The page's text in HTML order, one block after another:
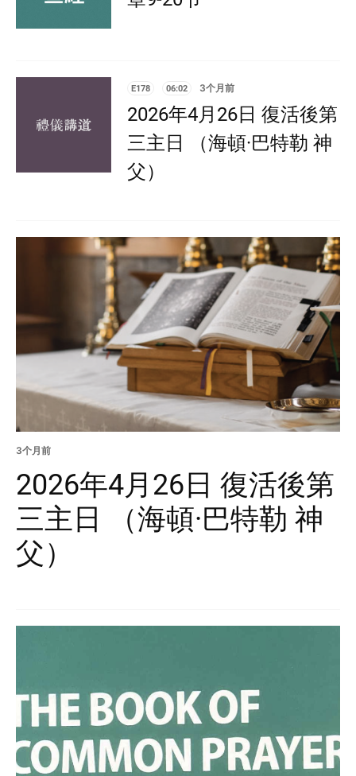
E178 06:02 3个月前
2026年4月26日 復活後第
三主日 （海頓·巴特勒 神
父）
3个月前
2026年4月26日 復活後第
三主日 （海頓·巴特勒 神
父）